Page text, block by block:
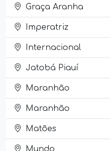
Graça Aranha
Imperatriz
Internacional
Jatobá Piauí
Maranhão
Maranhão
Matões
Mundo